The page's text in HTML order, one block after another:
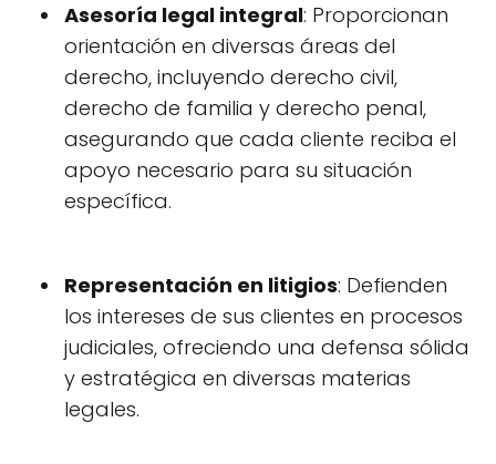
Asesoría legal integral: Proporcionan
orientación en diversas áreas del
derecho, incluyendo derecho civil,
derecho de familia y derecho penal,
asegurando que cada cliente reciba el
apoyo necesario para su situación
específica.
Representación en litigios: Defienden
los intereses de sus clientes en procesos
judiciales, ofreciendo una defensa sólida
y estratégica en diversas materias
legales.